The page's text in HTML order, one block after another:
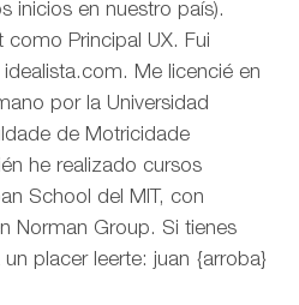
inicios en nuestro país).
como Principal UX. Fui
Me licencié en
por la Universidad
de Motricidade
he realizado cursos
School del MIT, con
Norman Group. Si tienes
placer leerte: juan {arroba}